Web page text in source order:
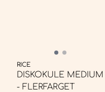
RICE
DISKOKULE MEDIUM
- FLERFARGET